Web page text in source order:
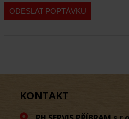
KONTAKT